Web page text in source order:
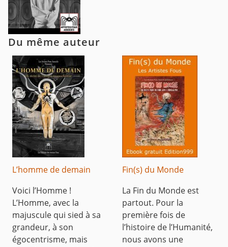
Du même auteur
L’homme de demain
Voici l’Homme !
L’Homme, avec la
majuscule qui sied à sa
grandeur, à son
égocentrisme, mais
Fin(s) du Monde
La Fin du Monde est
partout. Pour la
première fois de
l’histoire de l’Humanité,
nous avons une